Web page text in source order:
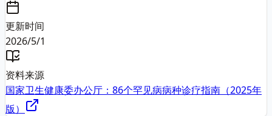
更新时间
2026/5/1
资料来源
国家卫生健康委办公厅：86个罕见病病种诊疗指南（2025年
版）